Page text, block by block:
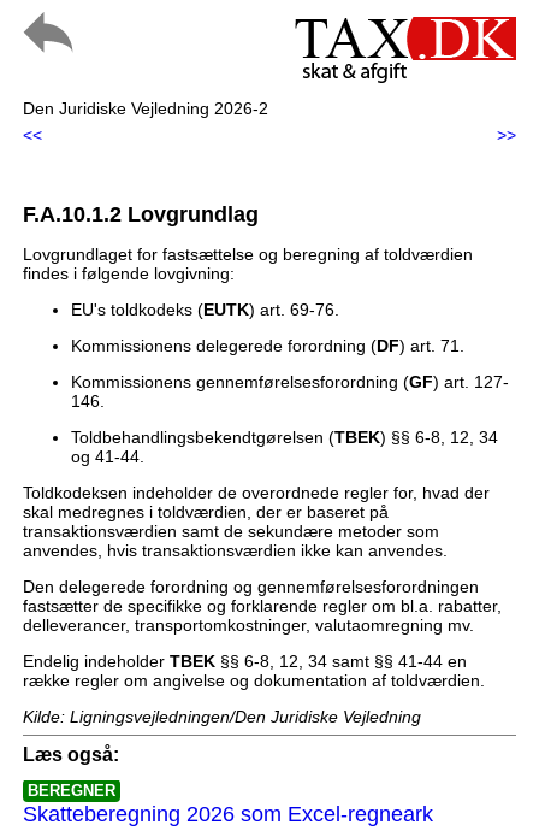
Den Juridiske Vejledning 2026-2
<<
>>
F.A.10.1.2 Lovgrundlag
Lovgrundlaget for fastsættelse og beregning af toldværdien
findes i følgende lovgivning:
EU's toldkodeks (EUTK) art. 69-76.
Kommissionens delegerede forordning (DF) art. 71.
Kommissionens gennemførelsesforordning (GF) art. 127-
146.
Toldbehandlingsbekendtgørelsen (TBEK) §§ 6-8, 12, 34
og 41-44.
Toldkodeksen indeholder de overordnede regler for, hvad der
skal medregnes i toldværdien, der er baseret på
transaktionsværdien samt de sekundære metoder som
anvendes, hvis transaktionsværdien ikke kan anvendes.
Den delegerede forordning og gennemførelsesforordningen
fastsætter de specifikke og forklarende regler om bl.a. rabatter,
delleverancer, transportomkostninger, valutaomregning mv.
Endelig indeholder TBEK§§ 6-8, 12, 34 samt §§ 41-44 en
række regler om angivelse og dokumentation af toldværdien.
Kilde: Ligningsvejledningen/Den Juridiske Vejledning
Læs også:
BEREGNER
Skatteberegning 2026 som Excel-regneark